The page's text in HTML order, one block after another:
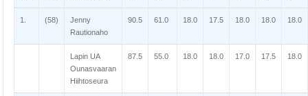
1. (58)
Jenny
Rautionaho
90.5 61.0 18.0 17.5 18.0 18.0 18.0
Lapin UA
Ounasvaaran
Hiihtoseura
87.5 55.0 18.0 18.0 17.0 17.5 18.0